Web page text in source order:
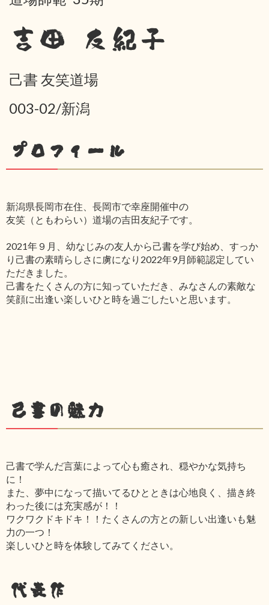
吉田 友紀子
己書 友笑道場
003-02/新潟
プロフィール
新潟県長岡市在住、長岡市で幸座開催中の
友笑（ともわらい）道場の吉田友紀子です。
2021年９月、幼なじみの友人から己書を学び始め、すっか
り己書の素晴らしさに虜になり2022年9月師範認定してい
ただきました。
己書をたくさんの方に知っていただき、みなさんの素敵な
笑顔に出逢い楽しいひと時を過ごしたいと思います。
己書の魅力
己書で学んだ言葉によって心も癒され、穏やかな気持ち
に！
また、夢中になって描いてるひとときは心地良く、描き終
わった後には充実感が！！
ワクワクドキドキ！！たくさんの方との新しい出逢いも魅
力の一つ！
楽しいひと時を体験してみてください。
代表作